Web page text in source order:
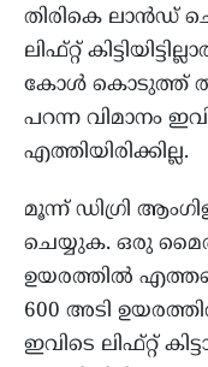
തിരികെ ലാൻഡ്
ലിഫ്റ്റ്
കോൾ കൊടുത്ത്
പറന്ന വിമാനം
എത്തിയിരിക്കില്ല.
മൂന്ന് ഡിഗ്രി
ചെയ്യുക. ഒരു മൈൽ
ഉയരത്തിൽ
600 അടി
ഇവിടെ ലിഫ്റ്റ്